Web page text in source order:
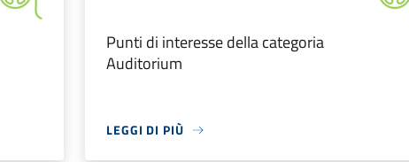
Punti di interesse della categoria
Auditorium
LEGGI DI PIÙ